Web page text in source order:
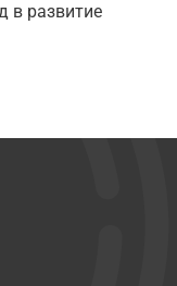
в развитие